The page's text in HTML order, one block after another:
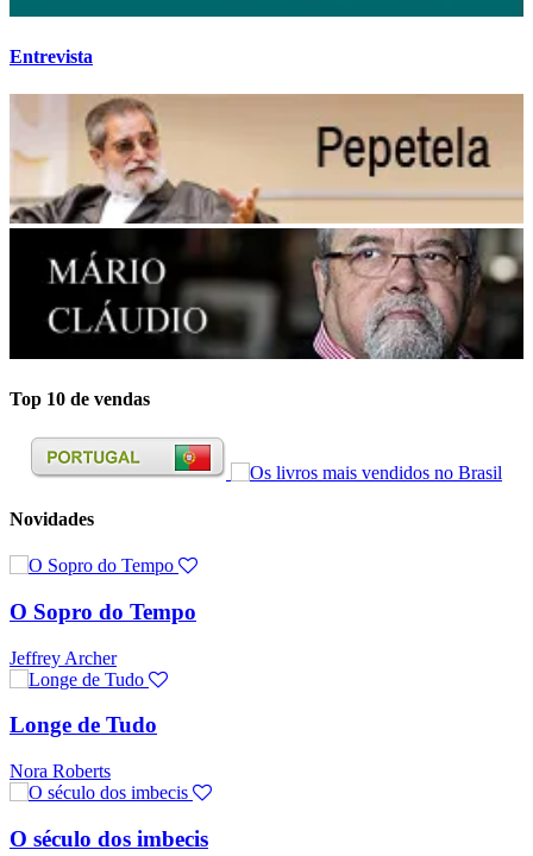
Entrevista
Top 10 de vendas
Novidades
O Sopro do Tempo
Jeffrey Archer
Longe de Tudo
Nora Roberts
O século dos imbecis